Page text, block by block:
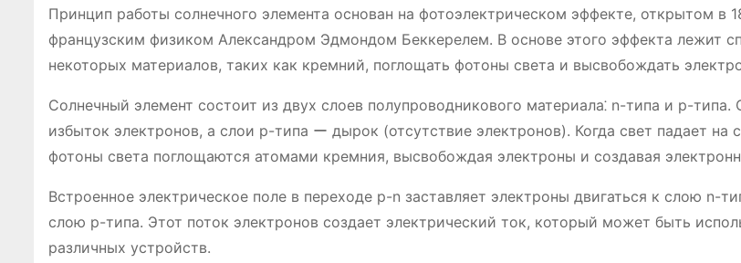
Принцип работы солнечного элемента основан на фотоэлектрическом эффекте, открытом в
французским физиком Александром Эдмондом Беккерелем. В основе этого эффекта лежит
некоторых материалов, таких как кремний, поглощать фотоны света и высвобождать
Солнечный элемент состоит из двух слоев полупроводникового материала⁚ n-типа и p-
избыток электронов, а слои p-типа ー дырок (отсутствие электронов). Когда свет падает на
фотоны света поглощаются атомами кремния, высвобождая электроны и создавая
Встроенное электрическое поле в переходе p-n заставляет электроны двигаться к слою n-
слою p-типа. Этот поток электронов создает электрический ток, который может быть
различных устройств.